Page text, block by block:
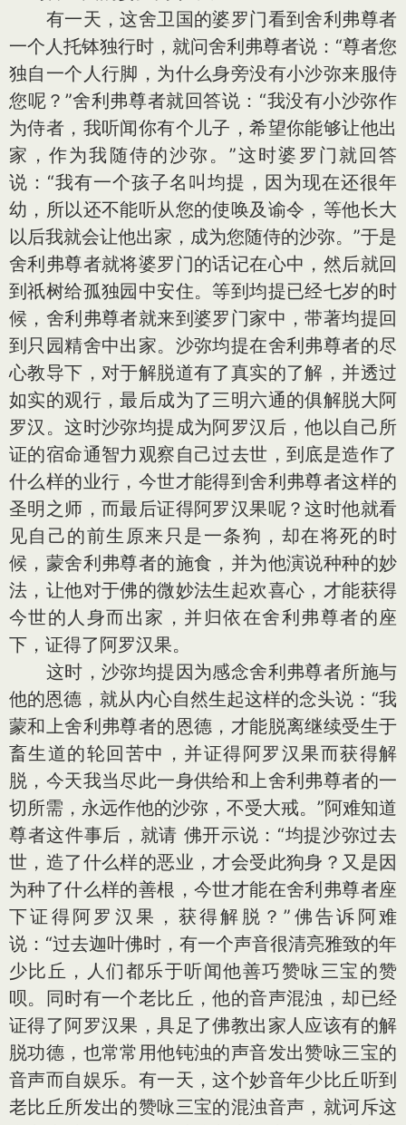
有一天，这舍卫国的婆罗门看到舍利弗尊者
一个人托钵独行时，就问舍利弗尊者说：“尊者您
独自一个人行脚，为什么身旁没有小沙弥来服侍
您呢？”舍利弗尊者就回答说：“我没有小沙弥作
为侍者，我听闻你有个儿子，希望你能够让他出
家，作为我随侍的沙弥。”这时婆罗门就回答
说：“我有一个孩子名叫均提，因为现在还很年
幼，所以还不能听从您的使唤及谕令，等他长大
以后我就会让他出家，成为您随侍的沙弥。”于是
舍利弗尊者就将婆罗门的话记在心中，然后就回
到祇树给孤独园中安住。等到均提已经七岁的时
候，舍利弗尊者就来到婆罗门家中，带著均提回
到只园精舍中出家。沙弥均提在舍利弗尊者的尽
心教导下，对于解脱道有了真实的了解，并透过
如实的观行，最后成为了三明六通的俱解脱大阿
罗汉。这时沙弥均提成为阿罗汉后，他以自己所
证的宿命通智力观察自己过去世，到底是造作了
什么样的业行，今世才能得到舍利弗尊者这样的
圣明之师，而最后证得阿罗汉果呢？这时他就看
见自己的前生原来只是一条狗，却在将死的时
候，蒙舍利弗尊者的施食，并为他演说种种的妙
法，让他对于佛的微妙法生起欢喜心，才能获得
今世的人身而出家，并归依在舍利弗尊者的座
下，证得了阿罗汉果。
这时，沙弥均提因为感念舍利弗尊者所施与
他的恩德，就从内心自然生起这样的念头说：“我
蒙和上舍利弗尊者的恩德，才能脱离继续受生于
畜生道的轮回苦中，并证得阿罗汉果而获得解
脱，今天我当尽此一身供给和上舍利弗尊者的一
切所需，永远作他的沙弥，不受大戒。”阿难知道
尊者这件事后，就请 佛开示说：“均提沙弥过去
世，造了什么样的恶业，才会受此狗身？又是因
为种了什么样的善根，今世才能在舍利弗尊者座
下证得阿罗汉果，获得解脱？”佛告诉阿难
说：“过去迦叶佛时，有一个声音很清亮雅致的年
少比丘，人们都乐于听闻他善巧赞咏三宝的赞
呗。同时有一个老比丘，他的音声混浊，却已经
证得了阿罗汉果，具足了佛教出家人应该有的解
脱功德，也常常用他钝浊的声音发出赞咏三宝的
音声而自娱乐。有一天，这个妙音年少比丘听到
老比丘所发出的赞咏三宝的混浊音声，就诃斥这